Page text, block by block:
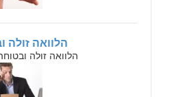
הלוואה זולה
הלוואה זולה